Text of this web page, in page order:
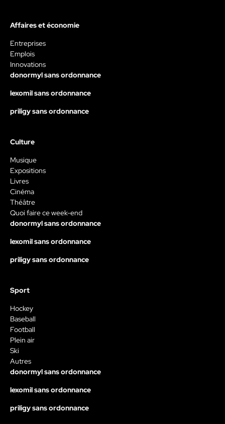
Affaires et économie
Entreprises
Emplois
Innovations
donormyl sans ordonnance
lexomil sans ordonnance
priligy sans ordonnance
Culture
Musique
Expositions
Livres
Cinéma
Théâtre
Quoi faire ce week-end
donormyl sans ordonnance
lexomil sans ordonnance
priligy sans ordonnance
Sport
Hockey
Baseball
Football
Plein air
Ski
Autres
donormyl sans ordonnance
lexomil sans ordonnance
priligy sans ordonnance